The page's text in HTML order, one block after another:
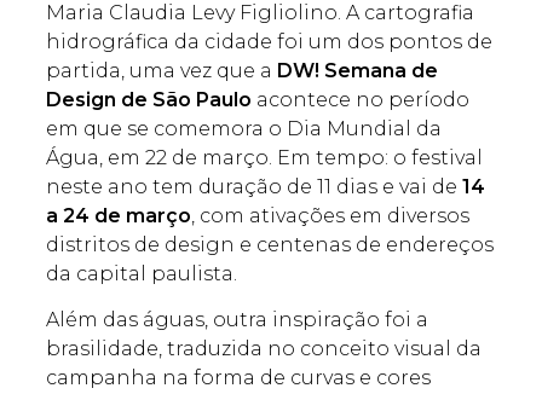
Maria Claudia Levy Figliolino. A cartografia
hidrográfica da cidade foi um dos pontos de
partida, uma vez que a DW! Semana de
Design de São Paulo acontece no período
em que se comemora o Dia Mundial da
Água, em 22 de março. Em tempo: o festival
neste ano tem duração de 11 dias e vai de14
a 24 de março, com ativações em diversos
distritos de design e centenas de endereços
da capital paulista.
Além das águas, outra inspiração foi a
brasilidade, traduzida no conceito visual da
campanha na forma de curvas e cores